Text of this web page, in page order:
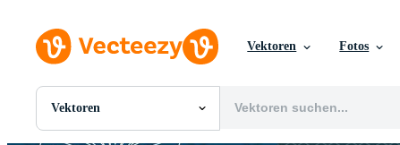
Vektoren Fotos
Vektoren
Alle Bilder